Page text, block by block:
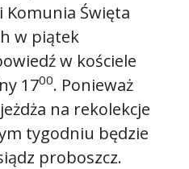
Komunia Święta
w piątek
w kościele
1700. Ponieważ
na rekolekcje
tygodniu będzie
proboszcz.